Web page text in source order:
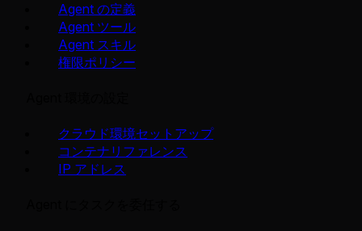
Agent の定義
Agent ツール
Agent スキル
権限ポリシー
クラウド環境セットアップ
コンテナリファレンス
IP アドレス